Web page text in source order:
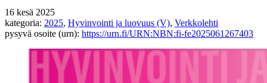
16 kesä 2025
kategoria: 2025, Hyvinvointi ja luovuus (V), Verkkolehti
pysyvä osoite (urn): https://urn.fi/URN:NBN:fi-fe2025061267403